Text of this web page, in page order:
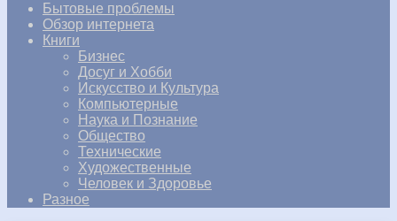
Бытовые проблемы
Обзор интернета
Книги
Бизнес
Досуг и Хобби
Искусство и Культура
Компьютерные
Наука и Познание
Общество
Технические
Художественные
Человек и Здоровье
Разное